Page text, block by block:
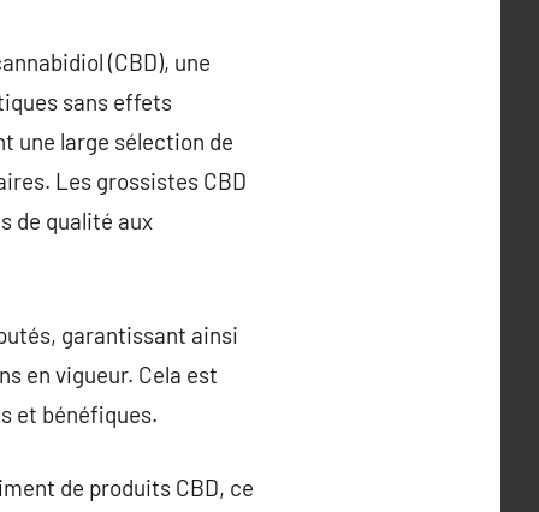
(CBD), une
sans effets
une large sélection de
Les grossistes CBD
de qualité aux
garantissant ainsi
en vigueur. Cela est
et bénéfiques.
de produits CBD, ce